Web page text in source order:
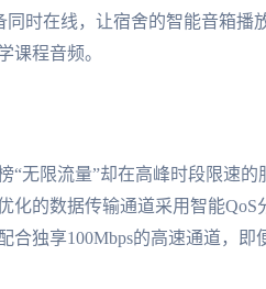
时在线，让宿舍的智能音箱播
课程音频。
无限流量”却在高峰时段限速的
化的数据传输通道采用智能QoS
独享100Mbps的高速通道，即